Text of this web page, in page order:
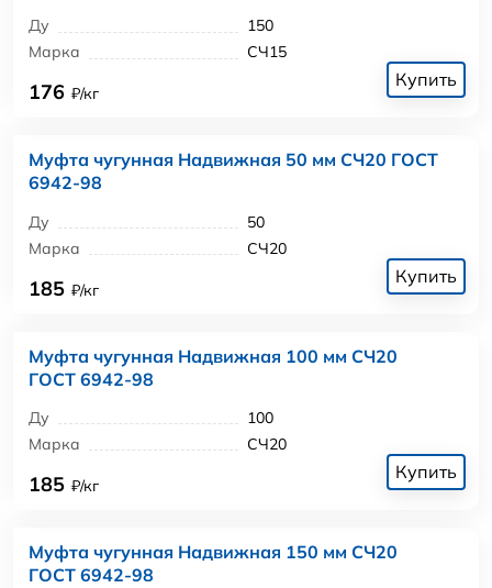
Ду
150
Марка
СЧ15
176 ₽/кг
Купить
Муфта чугунная Надвижная 50 мм СЧ20 ГОСТ
6942-98
Ду
50
Марка
СЧ20
185 ₽/кг
Купить
Муфта чугунная Надвижная 100 мм СЧ20
ГОСТ 6942-98
Ду
100
Марка
СЧ20
185 ₽/кг
Купить
Муфта чугунная Надвижная 150 мм СЧ20
ГОСТ 6942-98